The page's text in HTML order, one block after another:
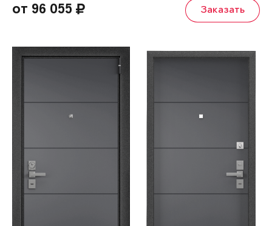
от 96 055 Заказать